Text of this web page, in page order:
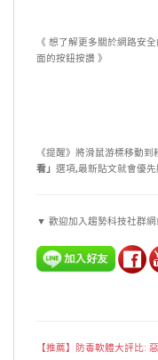
《 想了解更多關於網路安
面的按鈕按讚 》
《提醒》將滑鼠游標移動
看」 選項,最新貼文就會優
▼ 歡迎加入趨勢科技社群
【推薦】防毒軟體大評比: